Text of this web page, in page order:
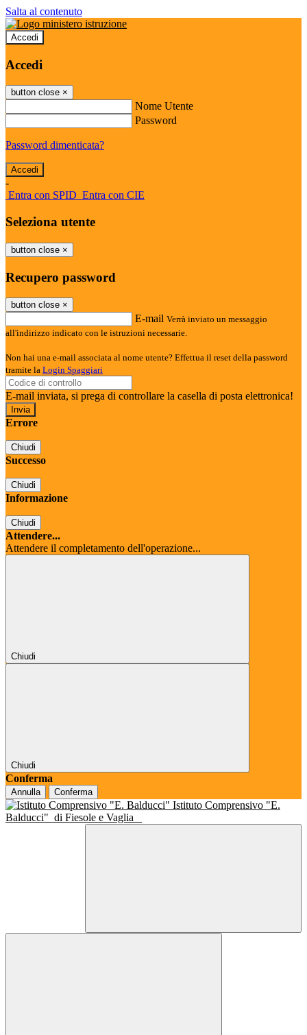
Salta al contenuto
Accedi
Accedi
button close ×
Nome Utente
Password
Password dimenticata?
-
Entra con SPID Entra con CIE
Seleziona utente
button close ×
Recupero password
button close ×
E-mail Verrà inviato un messaggio
all'indirizzo indicato con le istruzioni necessarie.
Non hai una e-mail associata al nome utente? Effettua il reset della password
tramite la Login Spaggiari
E-mail inviata, si prega di controllare la casella di posta elettronica!
Errore
Chiudi
Successo
Chiudi
Informazione
Chiudi
Attendere...
Attendere il completamento dell'operazione...
Chiudi
Chiudi
Conferma
Annulla Conferma
Istituto Comprensivo "E.
Balducci" di Fiesole e Vaglia